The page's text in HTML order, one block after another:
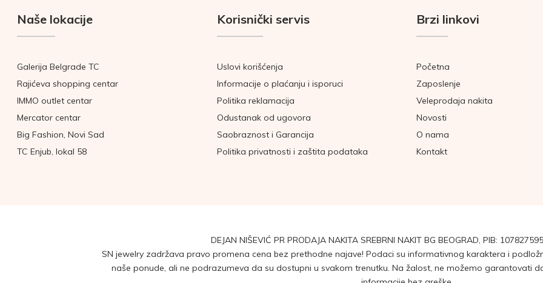
Naše lokacije
Galerija Belgrade TC
Rajićeva shopping centar
IMMO outlet centar
Mercator centar
Big Fashion, Novi Sad
TC Enjub, lokal 58
Korisnički servis
Uslovi korišćenja
Informacije o plaćanju i isporuci
Politika reklamacija
Odustanak od ugovora
Saobraznost i Garancija
Politika privatnosti i zaštita podataka
Brzi linkovi
Početna
Zaposlenje
Veleprodaja nakita
Novosti
O nama
Kontakt
DEJAN NIŠEVIĆ PR PRODAJA NAKITA SREBRNI NAKIT BG BEOGRAD, PIB:
SN jewelry zadržava pravo promena cena bez prethodne najave! Podaci su informativnog karaktera i
naše ponude, ali ne podrazumeva da su dostupni u svakom trenutku. Na žalost, ne možemo garantovati